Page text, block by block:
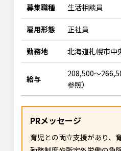
募集職種 生活相談員
雇用形態 正社員
勤務地 北海道札幌市中
給与
208,500～
参照）
PRメッセージ
育児との両立支援があり、